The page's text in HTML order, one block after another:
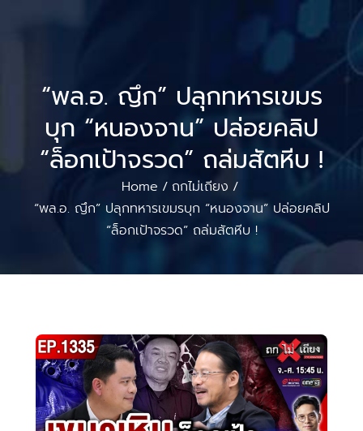
“พล.อ. ญึก” ปลุกทหารเขมร
บุก “หนองจาน” ปล่อยคลิป
“ล็อกเป้าจรวด” ถล่มสัตหีบ !
Home / ถกไม่เถียง /
“พล.อ. ญึก” ปลุกทหารเขมรบุก “หนองจาน” ปล่อยคลิป
“ล็อกเป้าจรวด” ถล่มสัตหีบ !